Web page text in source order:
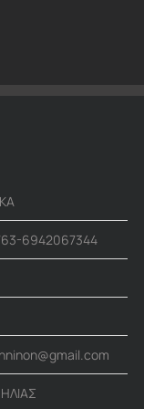
6942067344